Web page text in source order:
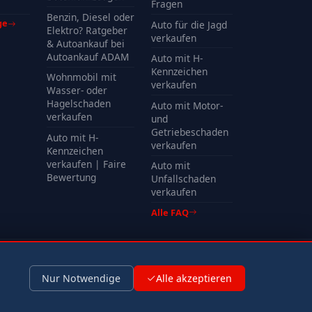
Benzin, Diesel oder
Elektro? Ratgeber
& Autoankauf bei
Autoankauf ADAM
Wohnmobil mit
Wasser- oder
Hagelschaden
verkaufen
Auto mit H-
Kennzeichen
verkaufen | Faire
Bewertung
Fragen
Auto für die Jagd
verkaufen
Auto mit H-
Kennzeichen
verkaufen
Auto mit Motor-
und
Getriebeschaden
verkaufen
Auto mit
Unfallschaden
verkaufen
Alle FAQ
Nur Notwendige Alle akzeptieren